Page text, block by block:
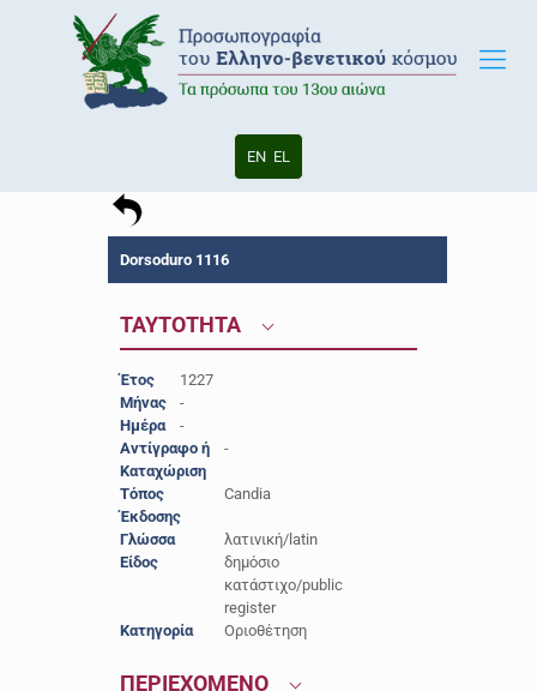
EN EL
Dorsoduro 1116
ΤΑΥΤΟΤΗΤΑ
Έτος
1227
Μήνας
-
Ημέρα
-
Αντίγραφο ή
Καταχώριση
-
Τόπος
Έκδοσης
Candia
Γλώσσα
λατινική/latin
Είδος
δημόσιο
κατάστιχο/public
register
Κατηγορία
Οριοθέτηση
ΠΕΡΙΕΧΟΜΕΝΟ